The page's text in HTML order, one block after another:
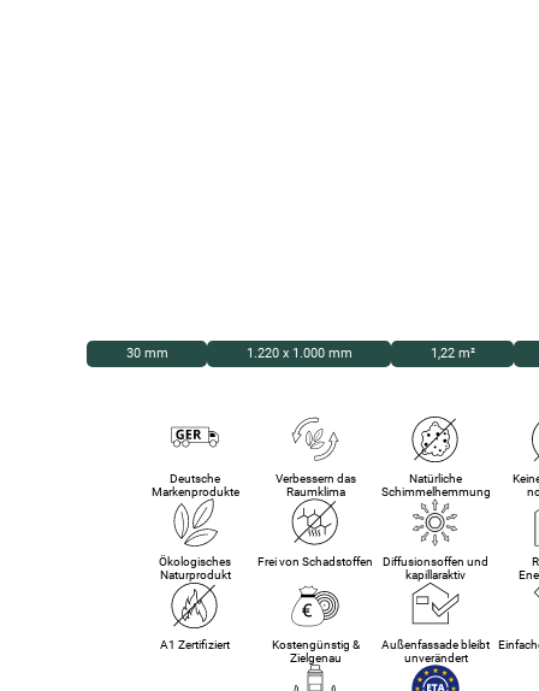
30 mm 1.220 x 1.000 mm 1,22 m²
Deutsche
Markenprodukte
Verbessern das
Raumklima
Natürliche
Schimmelhemmung
Ökologisches
Naturprodukt
Frei von Schadstoffen
Diffusionsoffen und
kapillaraktiv
A1 Zertifiziert
Kostengünstig &
Zielgenau
Außenfassade bleibt
unverändert